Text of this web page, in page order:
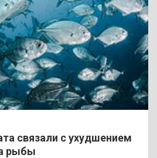
связали с ухудшением
рыбы